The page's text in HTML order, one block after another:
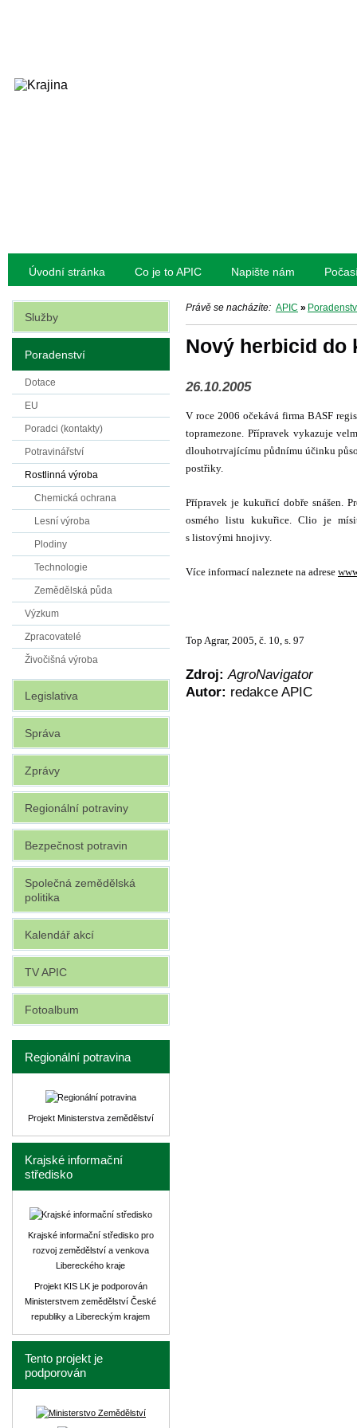
Úvodní stránka Co je to APIC Napište nám
Právě se nacházíte: APIC »
Nový herbicid do
26.10.2005
V roce 2006 očekává firma BASF
topramezone. Přípravek vykazuje
dlouhotrvajícímu půdnímu účinku
postřiky.
Přípravek je kukuřicí dobře snášen.
osmého listu kukuřice. Clio je
s listovými hnojivy.
Více informací naleznete na adrese
Top Agrar, 2005, č. 10, s. 97
Zdroj: AgroNavigator
Autor: redakce APIC
Služby
Poradenství
Dotace
EU
Poradci (kontakty)
Potravinářství
Rostlinná výroba
Chemická ochrana
Lesní výroba
Plodiny
Technologie
Zemědělská půda
Výzkum
Zpracovatelé
Živočišná výroba
Legislativa
Správa
Zprávy
Regionální potraviny
Bezpečnost potravin
Společná zemědělská
politika
Kalendář akcí
TV APIC
Fotoalbum
Regionální potravina
Projekt Ministerstva zemědělství
Krajské informační
středisko
Krajské informační středisko pro
rozvoj zemědělství a venkova
Libereckého kraje
Projekt KIS LK je podporován
Ministerstvem zemědělství České
republiky a Libereckým krajem
Tento projekt je
podporován